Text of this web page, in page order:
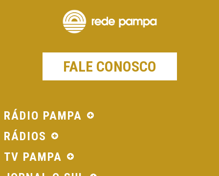
FALE CONOSCO
RÁDIO PAMPA
RÁDIOS
TV PAMPA